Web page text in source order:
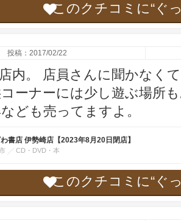
このクチコミに“ぐ
投稿：2017/02/22
内。 店員さんに聞かなく
ーナーには少し遊ぶ場所
ども売ってますよ。
わ書店 伊勢崎店【2023年8月20日閉店】
CD・DVD・本
このクチコミに“ぐ